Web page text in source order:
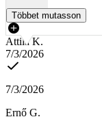
Többet mutasson
Attila K.
7/3/2026
7/3/2026
Ernő G.